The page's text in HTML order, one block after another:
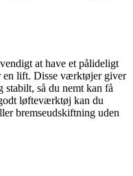
at have et pålideligt
en lift. Disse værktøjer giver
så du nemt kan få
løfteværktøj kan du
bremseudskiftning uden